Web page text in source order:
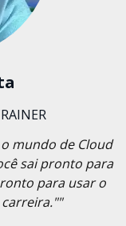
mundo de Cloud
sai pronto para
para usar o